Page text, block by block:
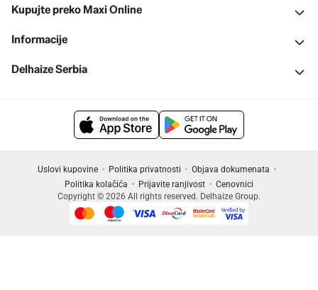
Kupujte preko Maxi Online
Informacije
Delhaize Serbia
Uslovi kupovine Politika privatnosti
Objava dokumenata
Politika kolačića
Prijavite ranjivost
Cenovnici
Copyright © 2026 All rights reserved. Delhaize Group.